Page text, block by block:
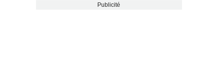
Publicité